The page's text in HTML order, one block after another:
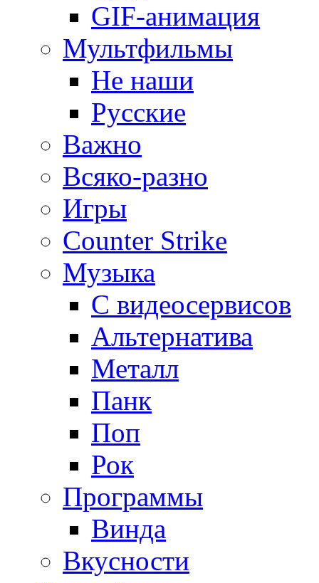
GIF-анимация
Мультфильмы
Не наши
Русские
Важно
Всяко-разно
Игры
Counter Strike
Музыка
С видеосервисов
Альтернатива
Металл
Панк
Поп
Рок
Программы
Винда
Вкусности